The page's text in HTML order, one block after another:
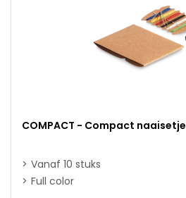
COMPACT - Compact naaisetje
Vanaf 10 stuks
Full color